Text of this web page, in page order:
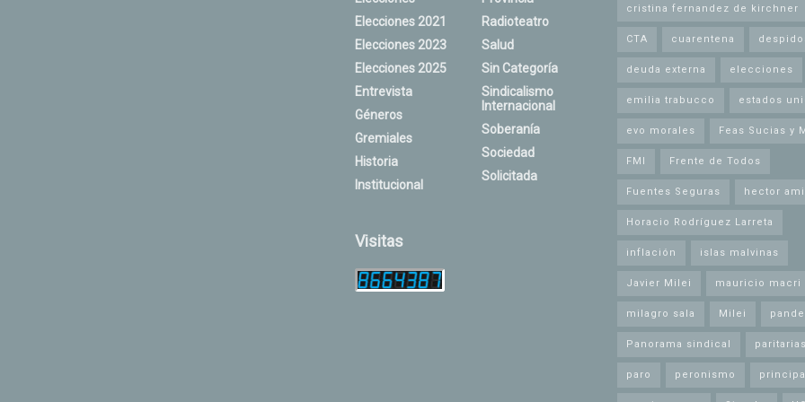
Elecciones 2021
Elecciones 2023
Elecciones 2025
Entrevista
Géneros
Gremiales
Historia
Institucional
Radioteatro
Salud
Sin Categoría
Sindicalismo
Internacional
Soberanía
Sociedad
Solicitada
Visitas
cristina fernandez de kirchner
CTA cuarentena
deuda externa elecciones
emilia trabucco estados
evo morales Feas Sucias y
FMI Frente de Todos
Fuentes Seguras hector
Horacio Rodríguez Larreta
inflación islas malvinas
Javier Milei mauricio macri
milagro sala Milei
Panorama sindical paritarias
paro peronismo principal